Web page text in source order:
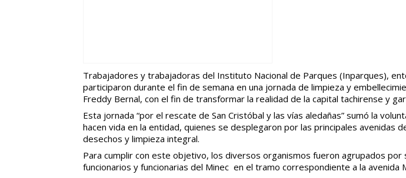
Trabajadores y trabajadoras del Instituto Nacional de Parques (Inparques),
participaron durante el fin de semana en una jornada de limpieza y
Freddy Bernal, con el fin de transformar la realidad de la capital tachirense y
Esta jornada “por el rescate de San Cristóbal y las vías aledañas” sumó la
hacen vida en la entidad, quienes se desplegaron por las principales avenidas
desechos y limpieza integral.
Para cumplir con este objetivo, los diversos organismos fueron agrupados
funcionarios y funcionarias del Minec en el tramo correspondiente a la avenida